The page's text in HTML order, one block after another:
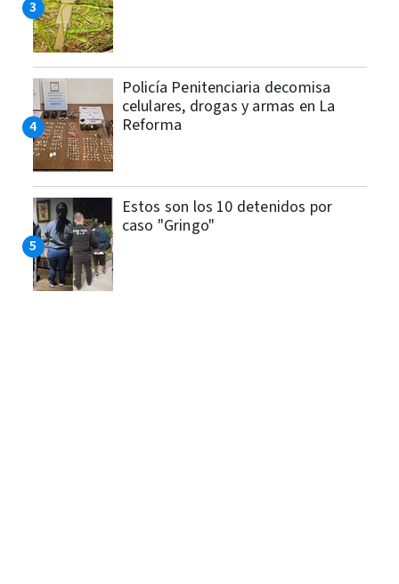
Policía Penitenciaria decomisa
celulares, drogas y armas en La
Reforma
Estos son los 10 detenidos por
caso "Gringo"